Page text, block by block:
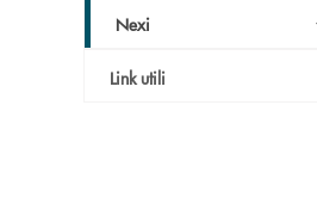
Nexi
Link utili